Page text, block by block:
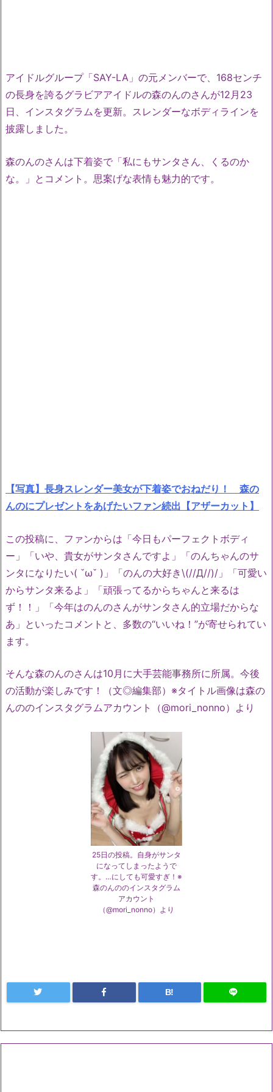
アイドルグループ「SAY-LA」の元メンバーで、168センチ
の長身を誇るグラビアアイドルの森のんのさんが12月23
日、インスタグラムを更新。スレンダーなボディラインを
披露しました。
森のんのさんは下着姿で「私にもサンタさん、くるのか
な。」とコメント。思案げな表情も魅力的です。
【写真】長身スレンダー美女が下着姿でおねだり！ 森の
んのにプレゼントをあげたいファン続出【アザーカット】
この投稿に、ファンからは「今日もパーフェクトボディ
ー」「いや、貴女がサンタさんですよ」「のんちゃんのサ
ンタになりたい( ˇωˇ )」「のんの大好き\(//Д//)/」「可愛い
からサンタ来るよ」「頑張ってるからちゃんと来るは
ず！！」「今年はのんのさんがサンタさん的立場だからな
あ」といったコメントと、多数の“いいね！”が寄せられてい
ます。
そんな森のんのさんは10月に大手芸能事務所に所属。今後
の活動が楽しみです！（文◎編集部）※タイトル画像は森の
んののインスタグラムアカウント（@mori_nonno）より
25日の投稿。自身がサンタ
になってしまったようで
す。…にしても可愛すぎ！※
森のんののインスタグラム
アカウント
（@mori_nonno）より
B!